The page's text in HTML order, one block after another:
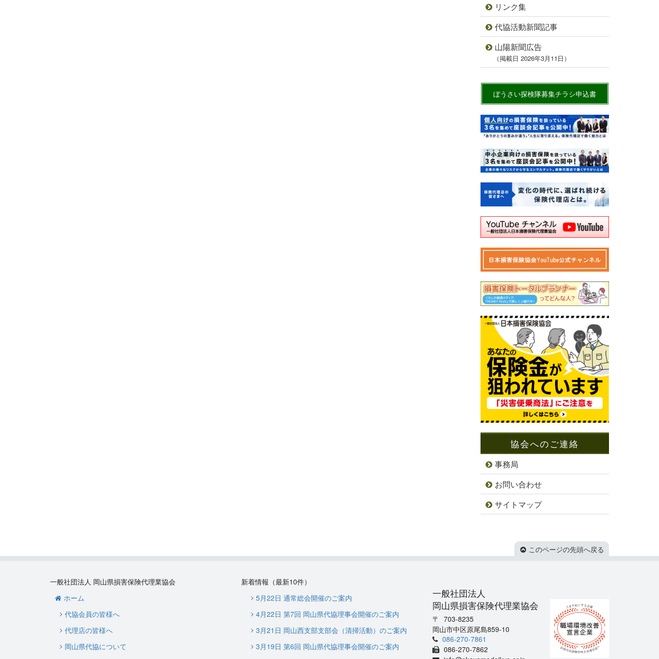
リンク集
代協活動新聞記事
山陽新聞広告
（掲載日 2026年3月11日）
ぼうさい探検隊募集チラシ申込書
協会へのご連絡
事務局
お問い合わせ
サイトマップ
このページの先頭へ戻る
一般社団法人 岡山県損害保険代理業協会
ホーム
代協会員の皆様へ
代理店の皆様へ
岡山県代協について
新着情報（最新10件）
5月22日 通常総会開催のご案内
4月22日 第7回 岡山県代協理事会開催のご案内
3月21日 岡山西支部支部会（清掃活動）のご案内
3月19日 第6回 岡山県代協理事会開催のご案内
一般社団法人
岡山県損害保険代理業協会
703-8235
岡山市中区原尾島859-10
086-270-7861
086-270-7862